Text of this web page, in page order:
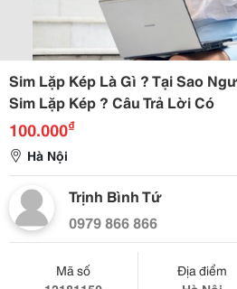
Sim Lặp Kép Là Gì ? Tại Sao
Sim Lặp Kép ? Câu Trả Lời Có
100.000₫
Hà Nội
Trịnh Bình Tứ
0979 866 866
Mã số
Địa điểm